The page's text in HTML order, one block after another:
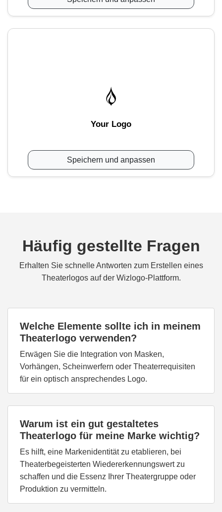
Your Logo
Speichern und anpassen
Häufig gestellte Fragen
Erhalten Sie schnelle Antworten zum Erstellen eines
Theaterlogos auf der Wizlogo-Plattform.
Welche Elemente sollte ich in meinem
Theaterlogo verwenden?
Erwägen Sie die Integration von Masken,
Vorhängen, Scheinwerfern oder Theaterrequisiten
für ein optisch ansprechendes Logo.
Warum ist ein gut gestaltetes
Theaterlogo für meine Marke wichtig?
Es hilft, eine Markenidentität zu etablieren, bei
Theaterbegeisterten Wiedererkennungswert zu
schaffen und die Essenz Ihrer Theatergruppe oder
Produktion zu vermitteln.